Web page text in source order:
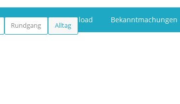
Kitas Download Bekanntmachungen
Rundgang Alltag